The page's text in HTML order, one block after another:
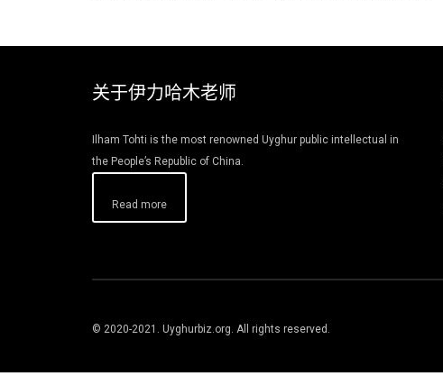
关于伊力哈木老师
Ilham Tohti is the most renowned Uyghur public intellectual in
the People’s Republic of China.
Read more
© 2020-2021. Uyghurbiz.org. All rights reserved.